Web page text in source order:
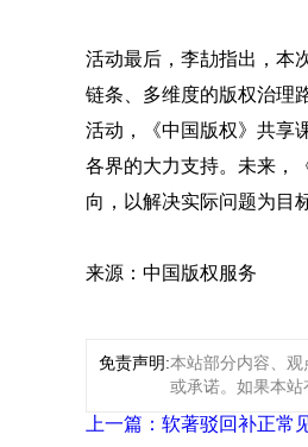
活动最后，李劼指出，本
链条、多维度的版权治理
活动，《中国版权》共享
各界的大力支持。未来，
向，以解决实际问题为目
来源：中国版权服务
免责声明:本站部分内容、
或承诺。如果本站
上一篇：软著驳回补正常